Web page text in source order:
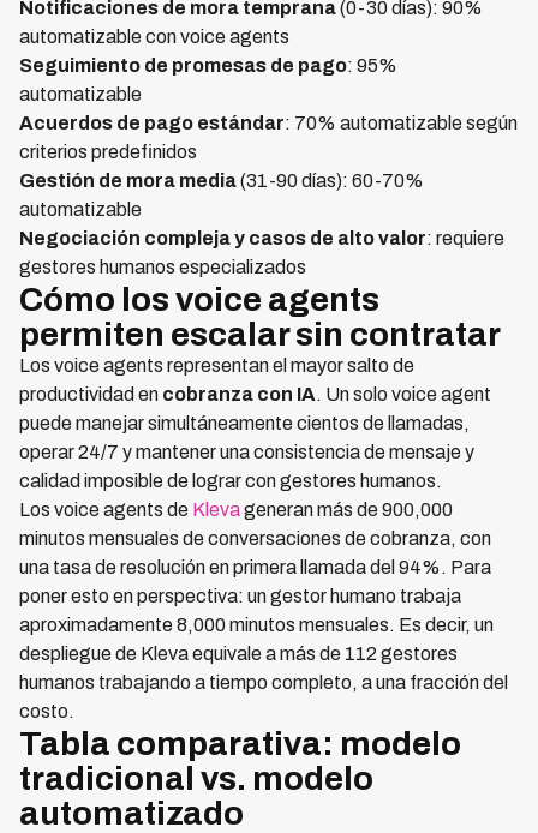
Notificaciones de mora temprana(0-30 días): 90%
automatizable con voice agents
Seguimiento de promesas de pago: 95%
automatizable
Acuerdos de pago estándar: 70% automatizable según
criterios predefinidos
Gestión de mora media(31-90 días): 60-70%
automatizable
Negociación compleja y casos de alto valor: requiere
gestores humanos especializados
Cómo los voice agents
permiten escalar sin contratar
Los voice agents representan el mayor salto de
productividad en cobranza con IA. Un solo voice agent
puede manejar simultáneamente cientos de llamadas,
operar 24/7 y mantener una consistencia de mensaje y
calidad imposible de lograr con gestores humanos.
Los voice agents de Klevageneran más de 900,000
minutos mensuales de conversaciones de cobranza, con
una tasa de resolución en primera llamada del 94%. Para
poner esto en perspectiva: un gestor humano trabaja
aproximadamente 8,000 minutos mensuales. Es decir, un
despliegue de Kleva equivale a más de 112 gestores
humanos trabajando a tiempo completo, a una fracción del
costo.
Tabla comparativa: modelo
tradicional vs. modelo
automatizado